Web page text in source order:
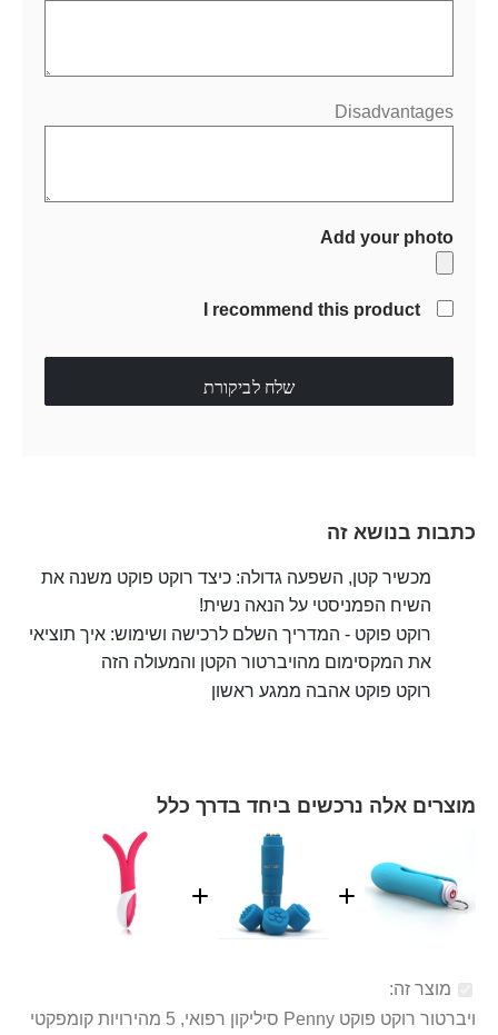
Disadvantages
Add your photo
I recommend this product
שלח לביקורת
כתבות בנושא זה
מכשיר קטן, השפעה גדולה: כיצד רוקט פוקט משנה את
השיח הפמניסטי על הנאה נשית!
רוקט פוקט - המדריך השלם לרכישה ושימוש: איך תוציאי
את המקסימום מהויברטור הקטן והמעולה הזה
רוקט פוקט אהבה ממגע ראשון
מוצרים אלה נרכשים ביחד בדרך כלל
מוצר זה:
ויברטור רוקט פוקט Penny סיליקון רפואי, 5 מהירויות קומפקטי